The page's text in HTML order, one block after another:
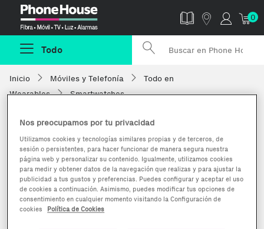
0
Todo
Inicio Móviles y Telefonía
Todo en
Wearables
Smartwatches
Nos preocupamos por tu privacidad
Utilizamos cookies y tecnologías similares propias y de terceros, de
sesión o persistentes, para hacer funcionar de manera segura nuestra
página web y personalizar su contenido. Igualmente, utilizamos cookies
para medir y obtener datos de la navegación que realizas y para ajustar la
publicidad a tus gustos y preferencias. Puedes configurar y aceptar el uso
de cookies a continuación. Asimismo, puedes modificar tus opciones de
consentimiento en cualquier momento visitando la Configuración de
cookies
Política de Cookies